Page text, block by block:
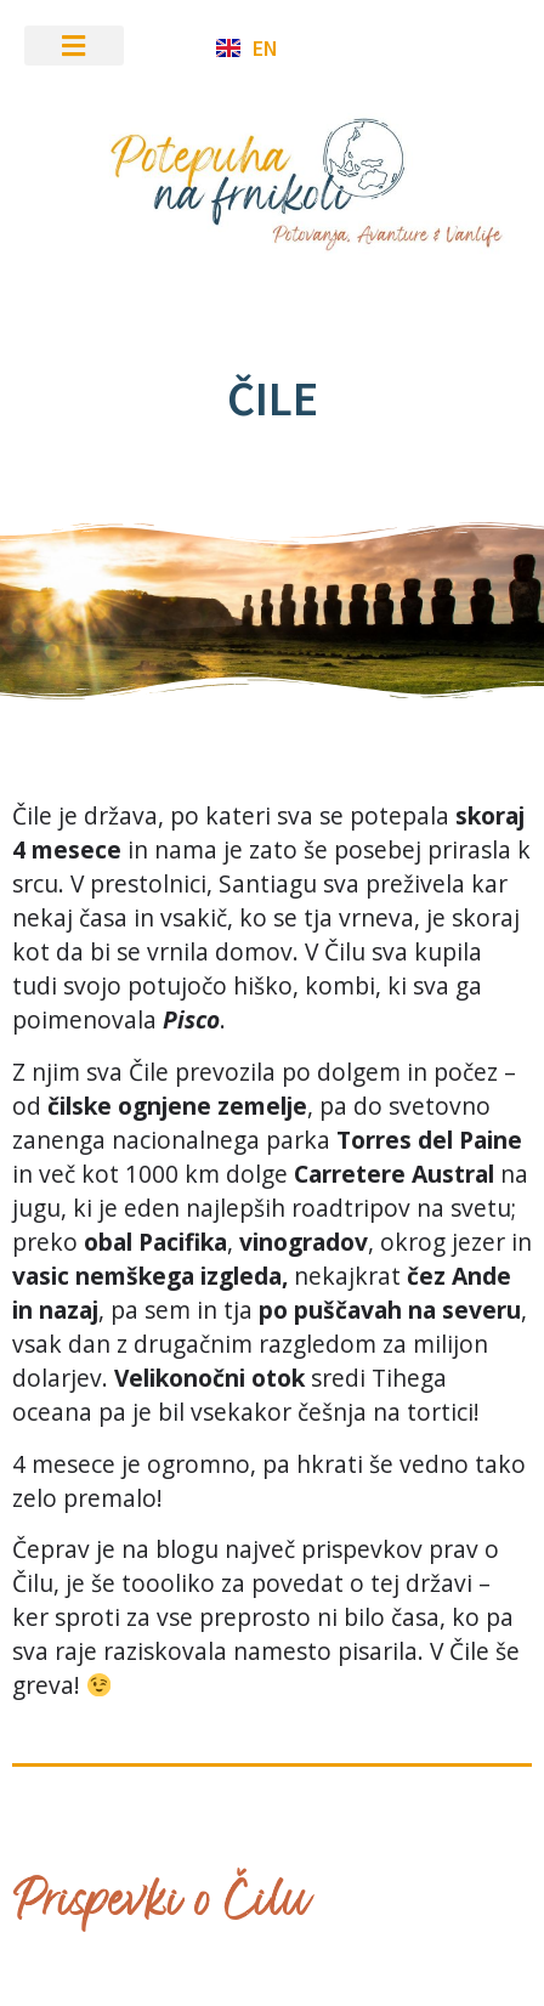
EN
ČILE
Čile je država, po kateri sva se potepala skoraj
4 mesece in nama je zato še posebej prirasla k
srcu. V prestolnici, Santiagu sva preživela kar
nekaj časa in vsakič, ko se tja vrneva, je skoraj
kot da bi se vrnila domov. V Čilu sva kupila
tudi svojo potujočo hiško, kombi, ki sva ga
poimenovala Pisco.
Z njim sva Čile prevozila po dolgem in počez –
od čilske ognjene zemelje, pa do svetovno
zanenga nacionalnega parka Torres del Paine
in več kot 1000 km dolge Carretere Austral na
jugu, ki je eden najlepših roadtripov na svetu;
preko obal Pacifika, vinogradov, okrog jezer in
vasic nemškega izgleda, nekajkrat čez Ande
in nazaj, pa sem in tja po puščavah na severu,
vsak dan z drugačnim razgledom za milijon
dolarjev. Velikonočni otoksredi Tihega
oceana pa je bil vsekakor češnja na tortici!
4 mesece je ogromno, pa hkrati še vedno tako
zelo premalo!
Čeprav je na blogu največ prispevkov prav o
Čilu, je še toooliko za povedat o tej državi –
ker sproti za vse preprosto ni bilo časa, ko pa
sva raje raziskovala namesto pisarila. V Čile še
greva!
Prispevki o Čilu